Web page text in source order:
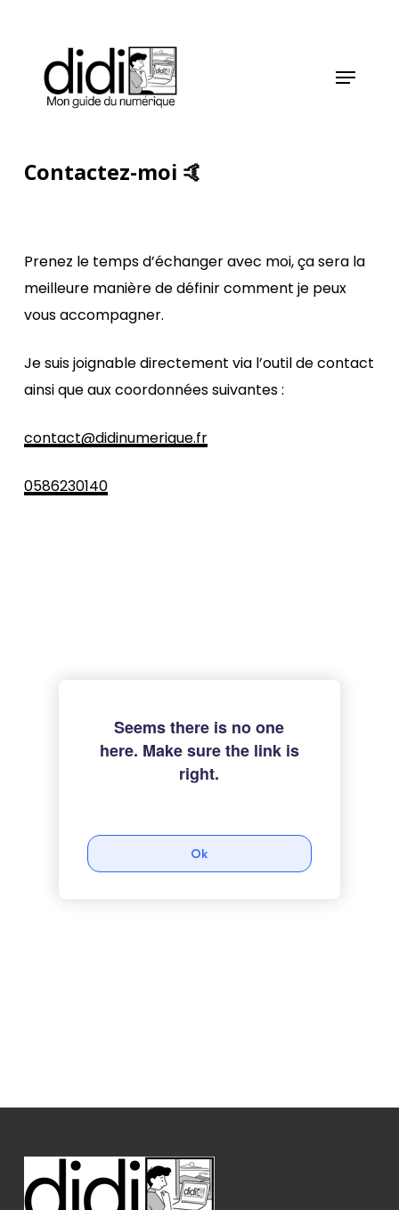
content
Menu
Contactez-moi 🤙
Prenez le temps d’échanger avec moi, ça sera la
meilleure manière de définir comment je peux
vous accompagner.
Je suis joignable directement via l’outil de contact
ainsi que aux coordonnées suivantes :
contact@didinumerique.fr
0586230140